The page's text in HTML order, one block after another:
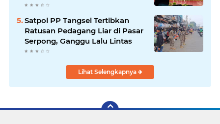
Satpol PP Tangsel Tertibkan
Ratusan Pedagang Liar di Pasar
Serpong, Ganggu Lalu Lintas
Lihat Selengkapnya